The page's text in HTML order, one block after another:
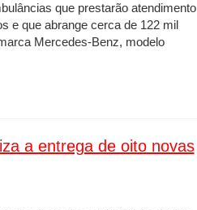
que prestarão atendimento
e que abrange cerca de 122 mil
Mercedes-Benz, modelo
a entrega de oito novas